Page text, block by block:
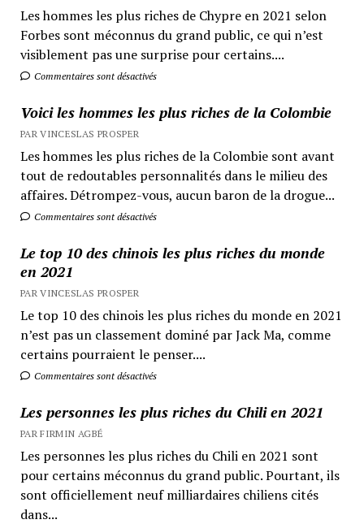
Les hommes les plus riches de Chypre en 2021 selon
Forbes sont méconnus du grand public, ce qui n’est
visiblement pas une surprise pour certains....
Commentaires sont désactivés
Voici les hommes les plus riches de la Colombie
PAR VINCESLAS PROSPER
Les hommes les plus riches de la Colombie sont avant
tout de redoutables personnalités dans le milieu des
affaires. Détrompez-vous, aucun baron de la drogue...
Commentaires sont désactivés
Le top 10 des chinois les plus riches du monde
en 2021
PAR VINCESLAS PROSPER
Le top 10 des chinois les plus riches du monde en 2021
n’est pas un classement dominé par Jack Ma, comme
certains pourraient le penser....
Commentaires sont désactivés
Les personnes les plus riches du Chili en 2021
PAR FIRMIN AGBÉ
Les personnes les plus riches du Chili en 2021 sont
pour certains méconnus du grand public. Pourtant, ils
sont officiellement neuf milliardaires chiliens cités
dans...